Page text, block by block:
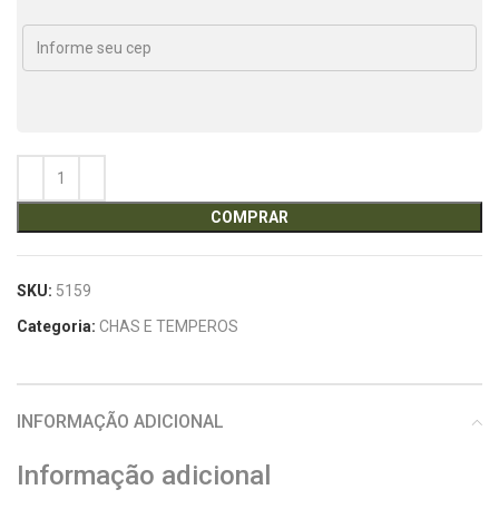
COMPRAR
SKU: 5159
Categoria: CHAS E TEMPEROS
INFORMAÇÃO ADICIONAL
Informação adicional